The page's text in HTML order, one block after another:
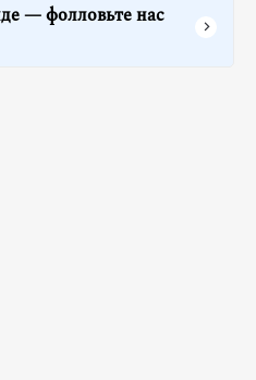
— фолловьте нас